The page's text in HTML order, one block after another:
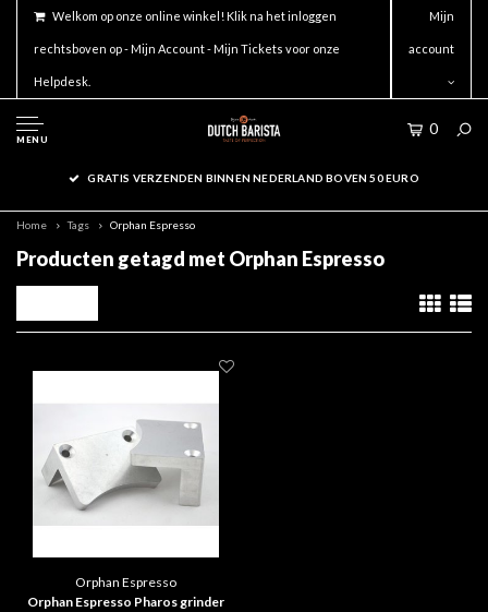
Welkom op onze online winkel! Klik na het inloggen
rechtsboven op - Mijn Account - Mijn Tickets voor onze
Helpdesk.
Mijn
account
MENU
0
GRATIS VERZENDEN BINNEN NEDERLAND BOVEN 50 EURO
Home Tags Orphan Espresso
Producten getagd met Orphan Espresso
Orphan Espresso
Orphan Espresso Pharos grinder